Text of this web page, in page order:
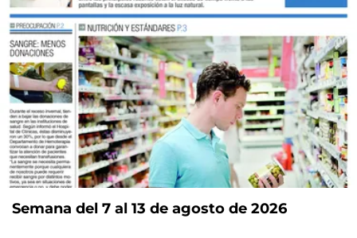
Semana del 7 al 13 de agosto de 2026